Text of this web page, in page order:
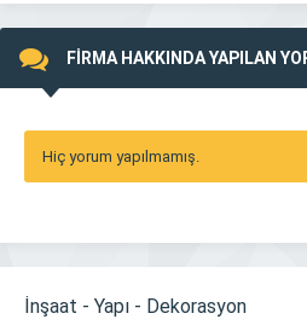
FİRMA HAKKINDA YAPILAN
Hiç yorum yapılmamış.
İnşaat - Yapı - Dekorasyon